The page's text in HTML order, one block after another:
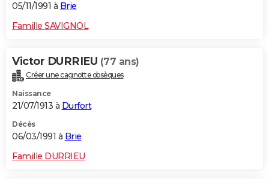
05/11/1991 à Brie
Famille SAVIGNOL
Victor DURRIEU (77 ans)
Créer une cagnotte obsèques
Naissance
21/07/1913 à Durfort
Décès
06/03/1991 à Brie
Famille DURRIEU